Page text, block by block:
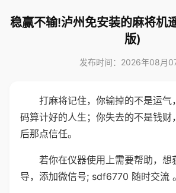
稳赢不输!泸州免安装的麻将机
版)
发布时间：2026年08月
打麻将记住，你输掉的不是运气
码算计好的人生；你失去的不是钱财
后那点信任。
若你在仪器使用上需要帮助，想
导，添加微信号; sdf6770 随时交流 。